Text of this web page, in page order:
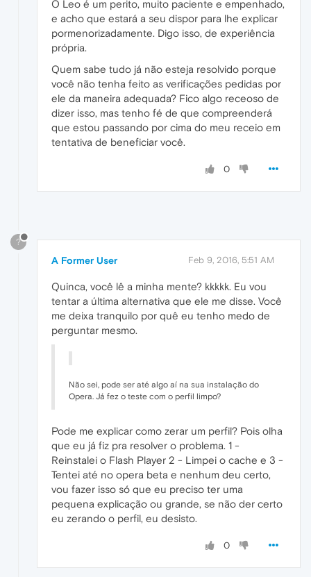
O Leo é um perito, muito paciente e empenhado,
e acho que estará a seu dispor para lhe explicar
pormenorizadamente. Digo isso, de experiência
própria.
Quem sabe tudo já não esteja resolvido porque
você não tenha feito as verificações pedidas por
ele da maneira adequada? Fico algo receoso de
dizer isso, mas tenho fé de que compreenderá
que estou passando por cima do meu receio em
tentativa de beneficiar você.
0
?
A Former User Feb 9, 2016, 5:51 AM
Quinca, você lê a minha mente? kkkkk. Eu vou
tentar a última alternativa que ele me disse. Você
me deixa tranquilo por quê eu tenho medo de
perguntar mesmo.
Não sei, pode ser até algo aí na sua instalação do
Opera. Já fez o teste com o perfil limpo?
Pode me explicar como zerar um perfil? Pois olha
que eu já fiz pra resolver o problema. 1 -
Reinstalei o Flash Player 2 - Limpei o cache e 3 -
Tentei até no opera beta e nenhum deu certo,
vou fazer isso só que eu preciso ter uma
pequena explicação ou grande, se não der certo
eu zerando o perfil, eu desisto.
0